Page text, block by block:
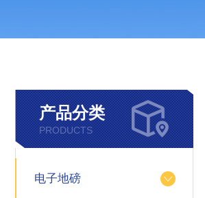
产品分类
PRODUCTS
电子地磅